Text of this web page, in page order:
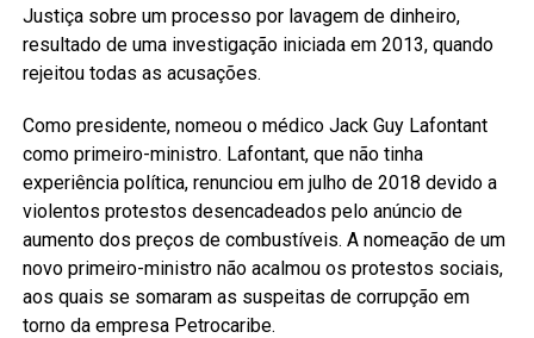
Justiça sobre um processo por lavagem de dinheiro,
resultado de uma investigação iniciada em 2013, quando
rejeitou todas as acusações.
Como presidente, nomeou o médico Jack Guy Lafontant
como primeiro-ministro. Lafontant, que não tinha
experiência política, renunciou em julho de 2018 devido a
violentos protestos desencadeados pelo anúncio de
aumento dos preços de combustíveis. A nomeação de um
novo primeiro-ministro não acalmou os protestos sociais,
aos quais se somaram as suspeitas de corrupção em
torno da empresa Petrocaribe.